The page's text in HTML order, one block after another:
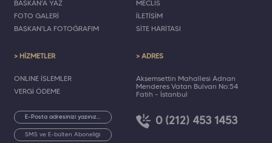
BAŞKAN'A YAZ
FOTO GALERİ
BAŞKAN'LA FOTOĞRAFIM
MECLİS
İLETİŞİM
SİTE HARİTASI
> HİZMETLER
ONLINE İŞLEMLER
VERGİ ÖDEME
SMS ve E-bülten Aboneliği
> ADRES
Akşemsettin Mahallesi Adnan
Menderes Vatan Bulvarı No:54
Fatih - İstanbul
0 (212) 453 1453